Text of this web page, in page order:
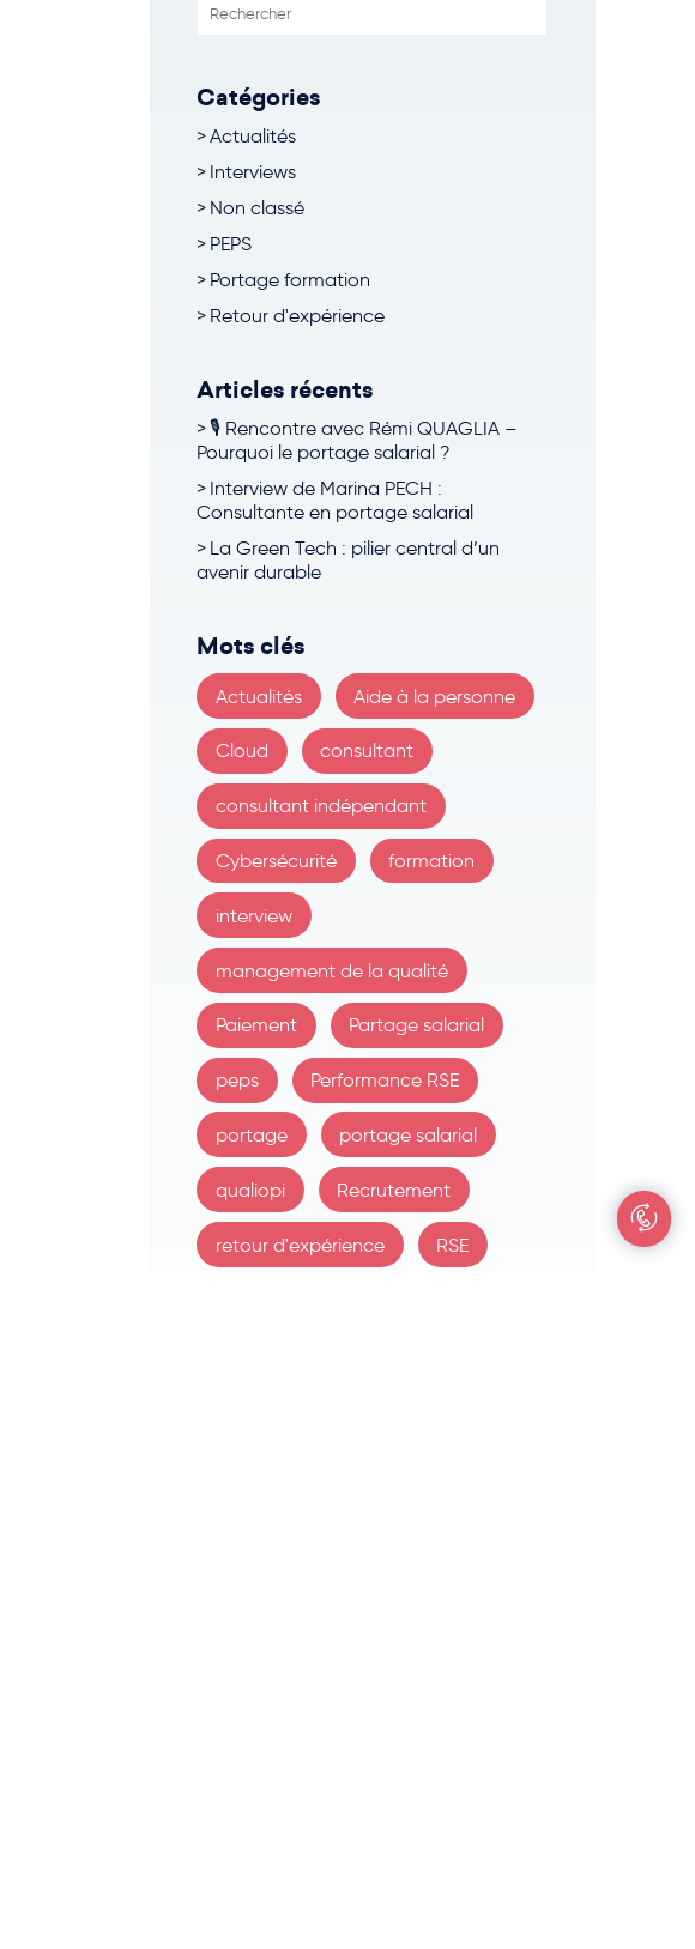
Catégories
Actualités
Interviews
Non classé
PEPS
Portage formation
Retour d'expérience
Articles récents
🎙 Rencontre avec Rémi QUAGLIA –
Pourquoi le portage salarial ?
Interview de Marina PECH :
Consultante en portage salarial
La Green Tech : pilier central d’un
avenir durable
Mots clés
Actualités Aide à la personne
Cloud consultant
consultant indépendant
Cybersécurité formation
interview
management de la qualité
Paiement Partage salarial
peps Performance RSE
portage portage salarial
qualiopi Recrutement
retour d'expérience RSE